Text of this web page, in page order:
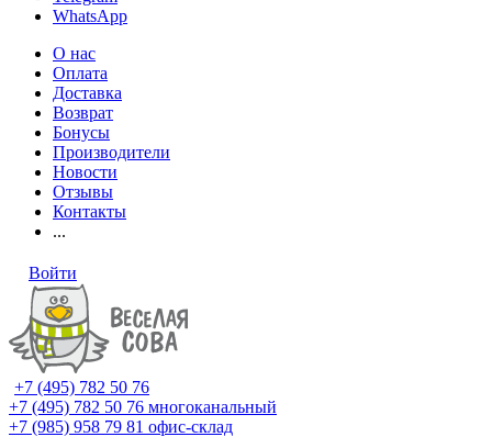
WhatsApp
О нас
Оплата
Доставка
Возврат
Бонусы
Производители
Новости
Отзывы
Контакты
...
Войти
+7 (495) 782 50 76
+7 (495) 782 50 76 многоканальный
+7 (985) 958 79 81 офис-склад